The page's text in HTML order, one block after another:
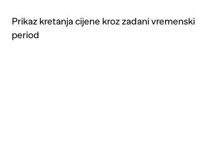
Prikaz kretanja cijene kroz zadani vremenski
period